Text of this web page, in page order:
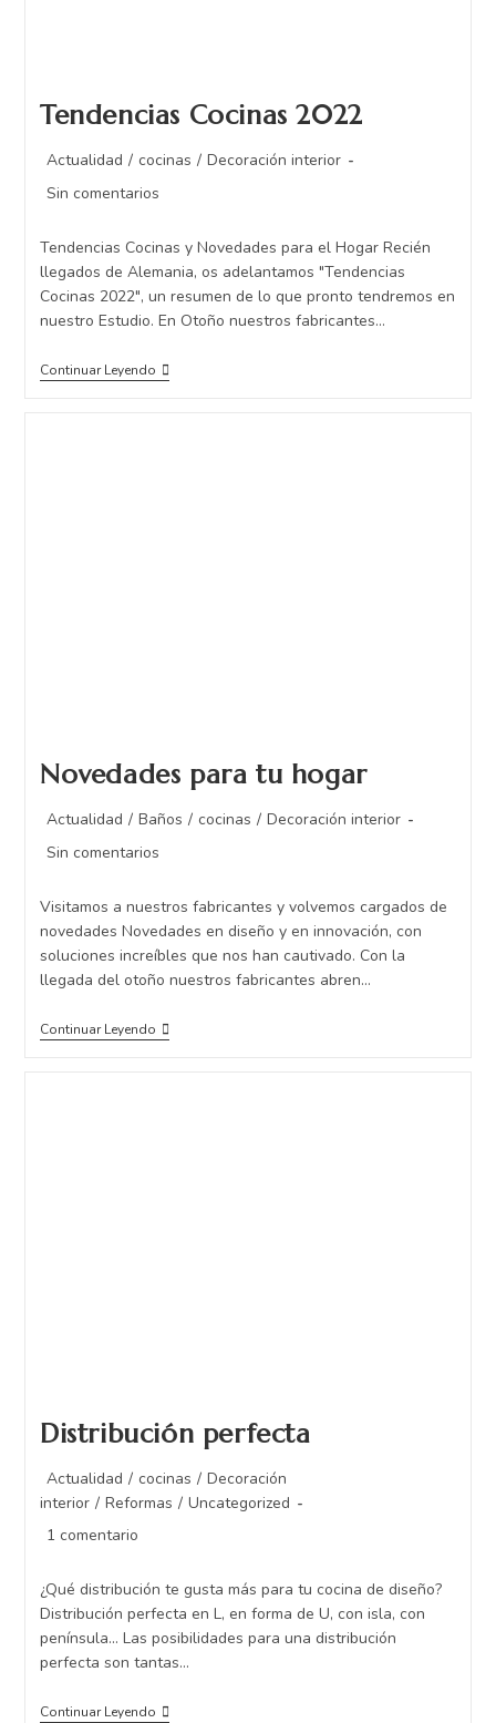
Tendencias Cocinas 2022
Actualidad / cocinas / Decoración interior
Sin comentarios
Tendencias Cocinas y Novedades para el Hogar Recién
llegados de Alemania, os adelantamos "Tendencias
Cocinas 2022", un resumen de lo que pronto tendremos en
nuestro Estudio. En Otoño nuestros fabricantes…
Continuar Leyendo
Novedades para tu hogar
Actualidad / Baños / cocinas / Decoración interior
Sin comentarios
Visitamos a nuestros fabricantes y volvemos cargados de
novedades Novedades en diseño y en innovación, con
soluciones increíbles que nos han cautivado. Con la
llegada del otoño nuestros fabricantes abren…
Continuar Leyendo
Distribución perfecta
Actualidad / cocinas / Decoración
interior / Reformas / Uncategorized
1 comentario
¿Qué distribución te gusta más para tu cocina de diseño?
Distribución perfecta en L, en forma de U, con isla, con
península... Las posibilidades para una distribución
perfecta son tantas…
Continuar Leyendo